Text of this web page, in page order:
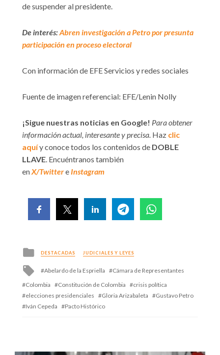
de suspender al presidente.
De interés:Abren investigación a Petro por presunta
participación en proceso electoral
Con información de EFE Servicios y redes sociales
Fuente de imagen referencial: EFE/Lenin Nolly
¡Sigue nuestras noticias en Google! Para obtener
información actual, interesante y precisa. Haz clic
aquíy conoce todos los contenidos de DOBLE
LLAVE. Encuéntranos también
enX/Twittere Instagram
Posted
in
DESTACADAS JUDICIALES Y LEYES
Tagged
Abelardo de la Espriella
Cámara de Representantes
Colombia
Constitución de Colombia
crisis política
elecciones presidenciales
Gloria Arizabaleta
Gustavo Petro
Iván Cepeda
Pacto Histórico